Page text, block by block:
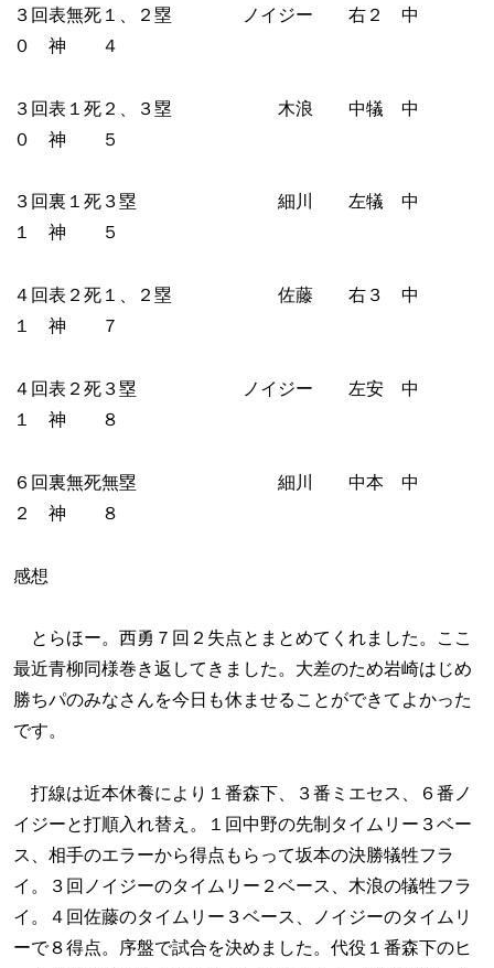
３回表無死１、２塁 ノイジー 右２ 中
０ 神 ４
３回表１死２、３塁 木浪 中犠 中
０ 神 ５
３回裏１死３塁 細川 左犠 中
１ 神 ５
４回表２死１、２塁 佐藤 右３ 中
１ 神 ７
４回表２死３塁 ノイジー 左安 中
１ 神 ８
６回裏無死無塁 細川 中本 中
２ 神 ８
感想
とらほー。西勇７回２失点とまとめてくれました。ここ
最近青柳同様巻き返してきました。大差のため岩崎はじめ
勝ちパのみなさんを今日も休ませることができてよかった
です。
打線は近本休養により１番森下、３番ミエセス、６番ノ
イジーと打順入れ替え。１回中野の先制タイムリー３ベー
ス、相手のエラーから得点もらって坂本の決勝犠牲フラ
イ。３回ノイジーのタイムリー２ベース、木浪の犠牲フラ
イ。４回佐藤のタイムリー３ベース、ノイジーのタイムリ
ーで８得点。序盤で試合を決めました。代役１番森下のヒ